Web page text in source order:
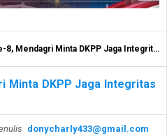
Minta DKPP Jaga Integritas dan Kepercayaan Publik
Minta DKPP Jaga Integritas
donycharly433@gmail.com